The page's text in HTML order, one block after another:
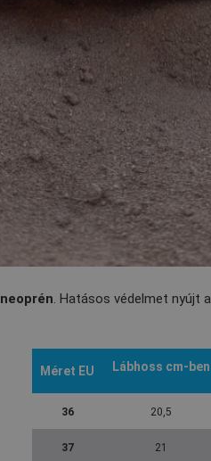
neoprén. Hatásos védelmet nyújt
Méret EU Lábhoss cm-ben
36 20,5
37 21